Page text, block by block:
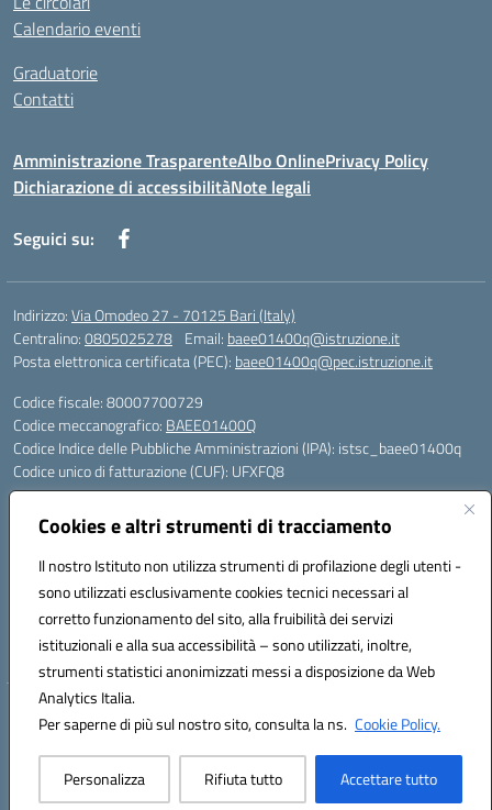
Cookies e altri strumenti di tracciamento
Il nostro Istituto non utilizza strumenti di profilazione degli utenti -
sono utilizzati esclusivamente cookies tecnici necessari al
corretto funzionamento del sito, alla fruibilità dei servizi
istituzionali e alla sua accessibilità – sono utilizzati, inoltre,
strumenti statistici anonimizzati messi a disposizione da Web
Analytics Italia.
Per saperne di più sul nostro sito, consulta la ns. Cookie Policy.
Personalizza Rifiuta tutto Accettare tutto
Calendario eventi
Graduatorie
Contatti
Amministrazione TrasparenteAlbo OnlinePrivacy Policy
Dichiarazione di accessibilitàNote legali
Seguici su:
Indirizzo:Via Omodeo 27 - 70125 Bari (Italy)
Centralino:0805025278 Email: baee01400q@istruzione.it
Posta elettronica certificata (PEC): baee01400q@pec.istruzione.it
Codice fiscale: 80007700729
Codice meccanografico: BAEE01400Q
Codice Indice delle Pubbliche Amministrazioni (IPA): istsc_baee01400q
Codice unico di fatturazione (CUF): UFXFQ8
BAEE01401R - Plesso Iqbal - scuola primaria - via Omodeo 27 - tel. 080.
5025278
BAEE01404 X - Plesso Gandhi - scuola primaria - via Celso Ulpiani 1 -
tel. 080.5569487
BAAA01402L - Plesso DonTonino Bello - scuola dell'infanzia - via Celso
Ulpiani 1 - tel. 080.5569487
Hosting & Powered by 3D Solution S.r.l.
Concept & Design by Designers Italia